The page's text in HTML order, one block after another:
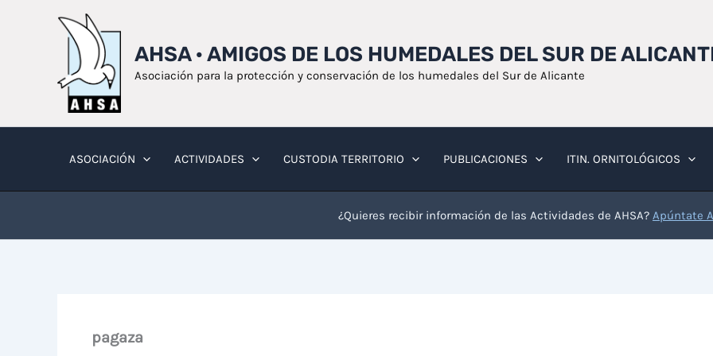
AHSA · AMIGOS DE LOS HUMEDALES DEL SUR DE
Asociación para la protección y conservación de los humedales del Sur de Alicante
ASOCIACIÓN ACTIVIDADES CUSTODIA TERRITORIO PUBLICACIONES ITIN. ORNITOLÓGICOS
¿Quieres recibir información de las Actividades de AHSA? Apúntate
pagaza